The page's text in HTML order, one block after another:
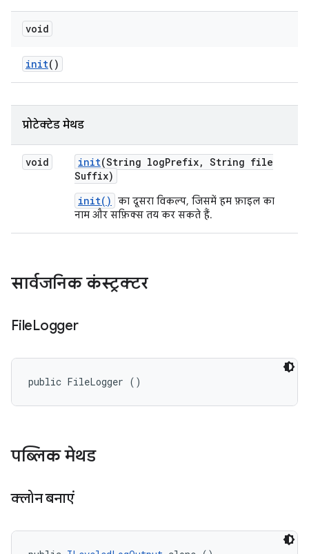
void
init()
प्रोटेक्टेड मेथड
void init(String logPrefix, String file
Suffix)
init()
का दूसरा विकल्प, जिसमें हम फ़ाइल का
नाम और सफ़िक्स तय कर सकते हैं.
सार्वजनिक कंस्ट्रक्टर
FileLogger
public FileLogger ()
पब्लिक मेथड
क्लोन बनाएं